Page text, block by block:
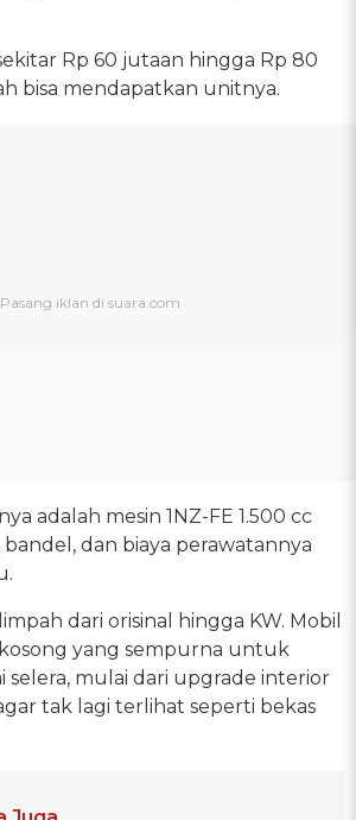
Rp 60 jutaan hingga Rp 80
bisa mendapatkan unitnya.
adalah mesin 1NZ-FE 1.500 cc
dan biaya perawatannya
dari orisinal hingga KW. Mobil
yang sempurna untuk
selera, mulai dari upgrade interior
tak lagi terlihat seperti bekas